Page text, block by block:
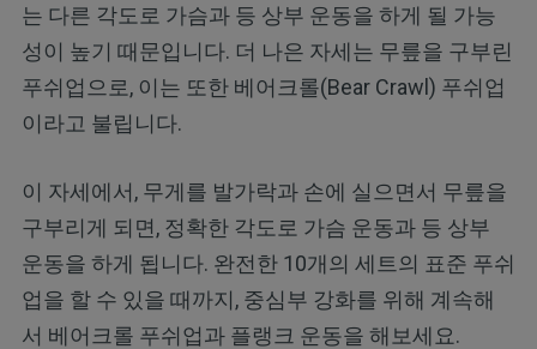
는 다른 각도로 가슴과 등 상부 운동을 하게 될 가능
성이 높기 때문입니다. 더 나은 자세는 무릎을 구부린
푸쉬업으로, 이는 또한 베어크롤(Bear Crawl) 푸쉬업
이라고 불립니다.
이 자세에서, 무게를 발가락과 손에 실으면서 무릎을
구부리게 되면, 정확한 각도로 가슴 운동과 등 상부
운동을 하게 됩니다. 완전한 10개의 세트의 표준 푸쉬
업을 할 수 있을 때까지, 중심부 강화를 위해 계속해
서 베어크롤 푸쉬업과 플랭크 운동을 해보세요.